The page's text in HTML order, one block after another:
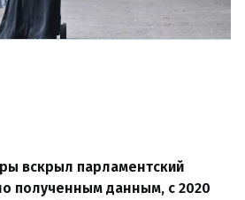
вскрыл парламентский
полученным данным, с 2020